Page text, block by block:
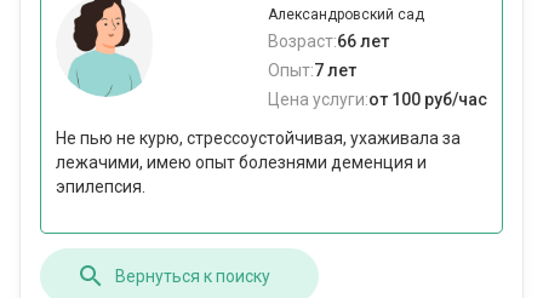
Александровский сад
Возраст:66 лет
Опыт:7 лет
Цена услуги:от 100 руб/час
Не пью не курю, стрессоустойчивая, ухаживала за
лежачими, имею опыт болезнями деменция и
эпилепсия.
Вернуться к поиску